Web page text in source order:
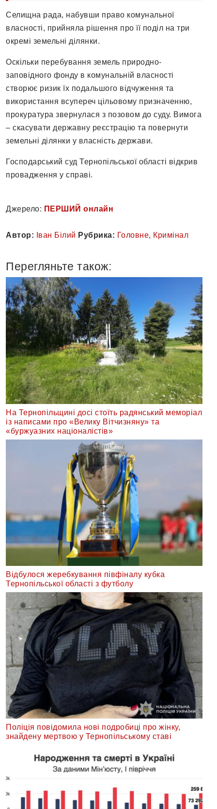
Селищна рада, набувши право комунальної
власності, прийняла рішення про її поділ на три
окремі земельні ділянки.
Оскільки перебування земель природно-
заповідного фонду в комунальній власності
створює ризик їх подальшого відчуження та
використання всупереч цільовому призначенню,
прокуратура звернулася з позовом до суду. Вимога
– скасувати державну реєстрацію та повернути
земельні ділянки у власність держави.
Господарський суд Тернопільської області відкрив
провадження у справі.
Джерело: ПЕРШИЙ онлайн
Автор: Іван Білий Рубрика: Головне, Кримінал
Перегляньте також:
На Тернопільщині досі стоїть радянський меморіал
із написами про «Велику Вітчизняну» та
«буржуазних націоналістів»
Відбулося жеребкування півфіналу кубка
Тернопільської області з футболу
Поліція повідомила нові подробиці про жінку,
знайдену мертвою у Тернопільському ставі